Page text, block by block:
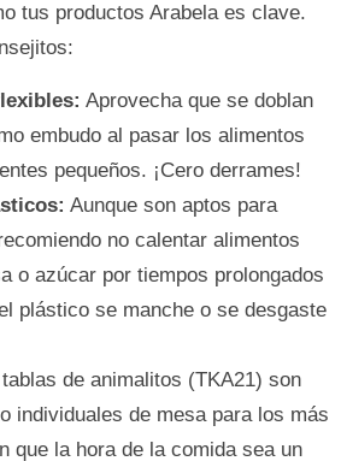
tus productos Arabela es clave.
Aprovecha que se doblan
embudo al pasar los alimentos
pequeños. ¡Cero derrames!
Aunque son aptos para
no calentar alimentos
o azúcar por tiempos prolongados
plástico se manche o se desgaste
de animalitos (TKA21) son
individuales de mesa para los más
que la hora de la comida sea un